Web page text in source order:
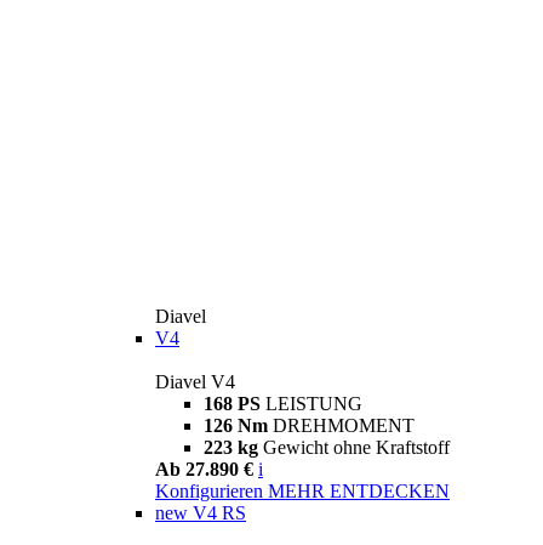
Diavel
V4
Diavel V4
168 PS LEISTUNG
126 Nm DREHMOMENT
223 kg Gewicht ohne Kraftstoff
Ab 27.890 € i
Konfigurieren MEHR ENTDECKEN
new V4 RS